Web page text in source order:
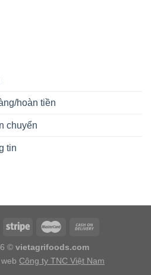
hoàn tiền
chuyển
tin
© vietagrifoods.com
Công ty TNC Việt Nam